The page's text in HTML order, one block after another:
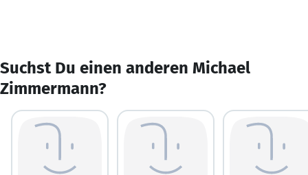
Suchst Du einen anderen Michael
Zimmermann?